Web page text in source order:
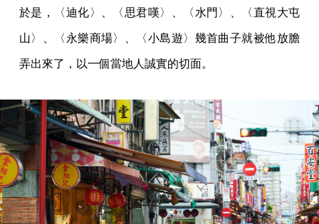
於是，〈迪化〉、〈思君嘆〉、〈水門〉、〈直視大屯
山〉、〈永樂商場〉、〈小島遊〉幾首曲子就被他放膽
弄出來了，以一個當地人誠實的切面。